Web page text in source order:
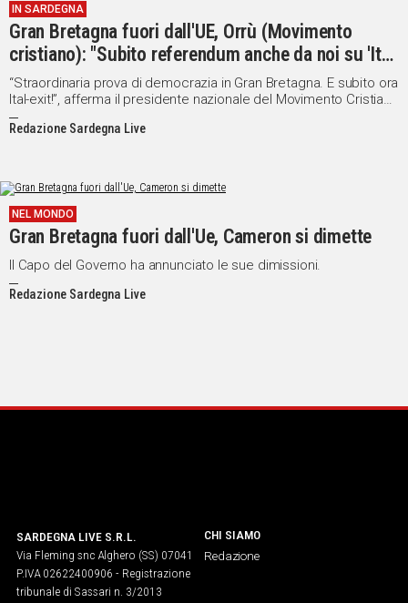
IN SARDEGNA
Gran Bretagna fuori dall'UE, Orrù (Movimento
cristiano): "Subito referendum anche da noi su 'Ital
exit' e ritorno alla lira"
“Straordinaria prova di democrazia in Gran Bretagna. E subito ora
Ital-exit!”, afferma il presidente nazionale del Movimento Cristiano
- Forza Popolare, Marcello Orrù.
Redazione Sardegna Live
NEL MONDO
Gran Bretagna fuori dall'Ue, Cameron si dimette
Il Capo del Governo ha annunciato le sue dimissioni.
Redazione Sardegna Live
SARDEGNA LIVE S.R.L.
Via Fleming snc Alghero (SS) 07041
P.IVA 02622400906 - Registrazione
tribunale di Sassari n. 3/2013
CHI SIAMO
Redazione